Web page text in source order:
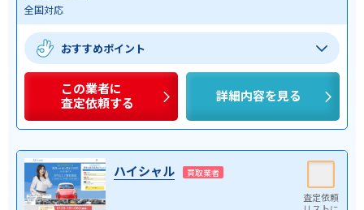
全国対応
おすすめポイント
この業者に
査定依頼する
詳細内容を見る
ハイシャル 買取業者